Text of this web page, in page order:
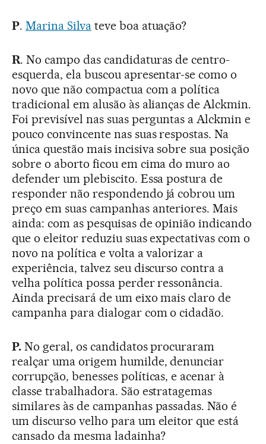
P. Marina Silvateve boa atuação?
R. No campo das candidaturas de centro-
esquerda, ela buscou apresentar-se como o
novo que não compactua com a política
tradicional em alusão às alianças de Alckmin.
Foi previsível nas suas perguntas a Alckmin e
pouco convincente nas suas respostas. Na
única questão mais incisiva sobre sua posição
sobre o aborto ficou em cima do muro ao
defender um plebiscito. Essa postura de
responder não respondendo já cobrou um
preço em suas campanhas anteriores. Mais
ainda: com as pesquisas de opinião indicando
que o eleitor reduziu suas expectativas com o
novo na política e volta a valorizar a
experiência, talvez seu discurso contra a
velha política possa perder ressonância.
Ainda precisará de um eixo mais claro de
campanha para dialogar com o cidadão.
P.No geral, os candidatos procuraram
realçar uma origem humilde, denunciar
corrupção, benesses políticas, e acenar à
classe trabalhadora. São estratagemas
similares às de campanhas passadas. Não é
um discurso velho para um eleitor que está
cansado da mesma ladainha?